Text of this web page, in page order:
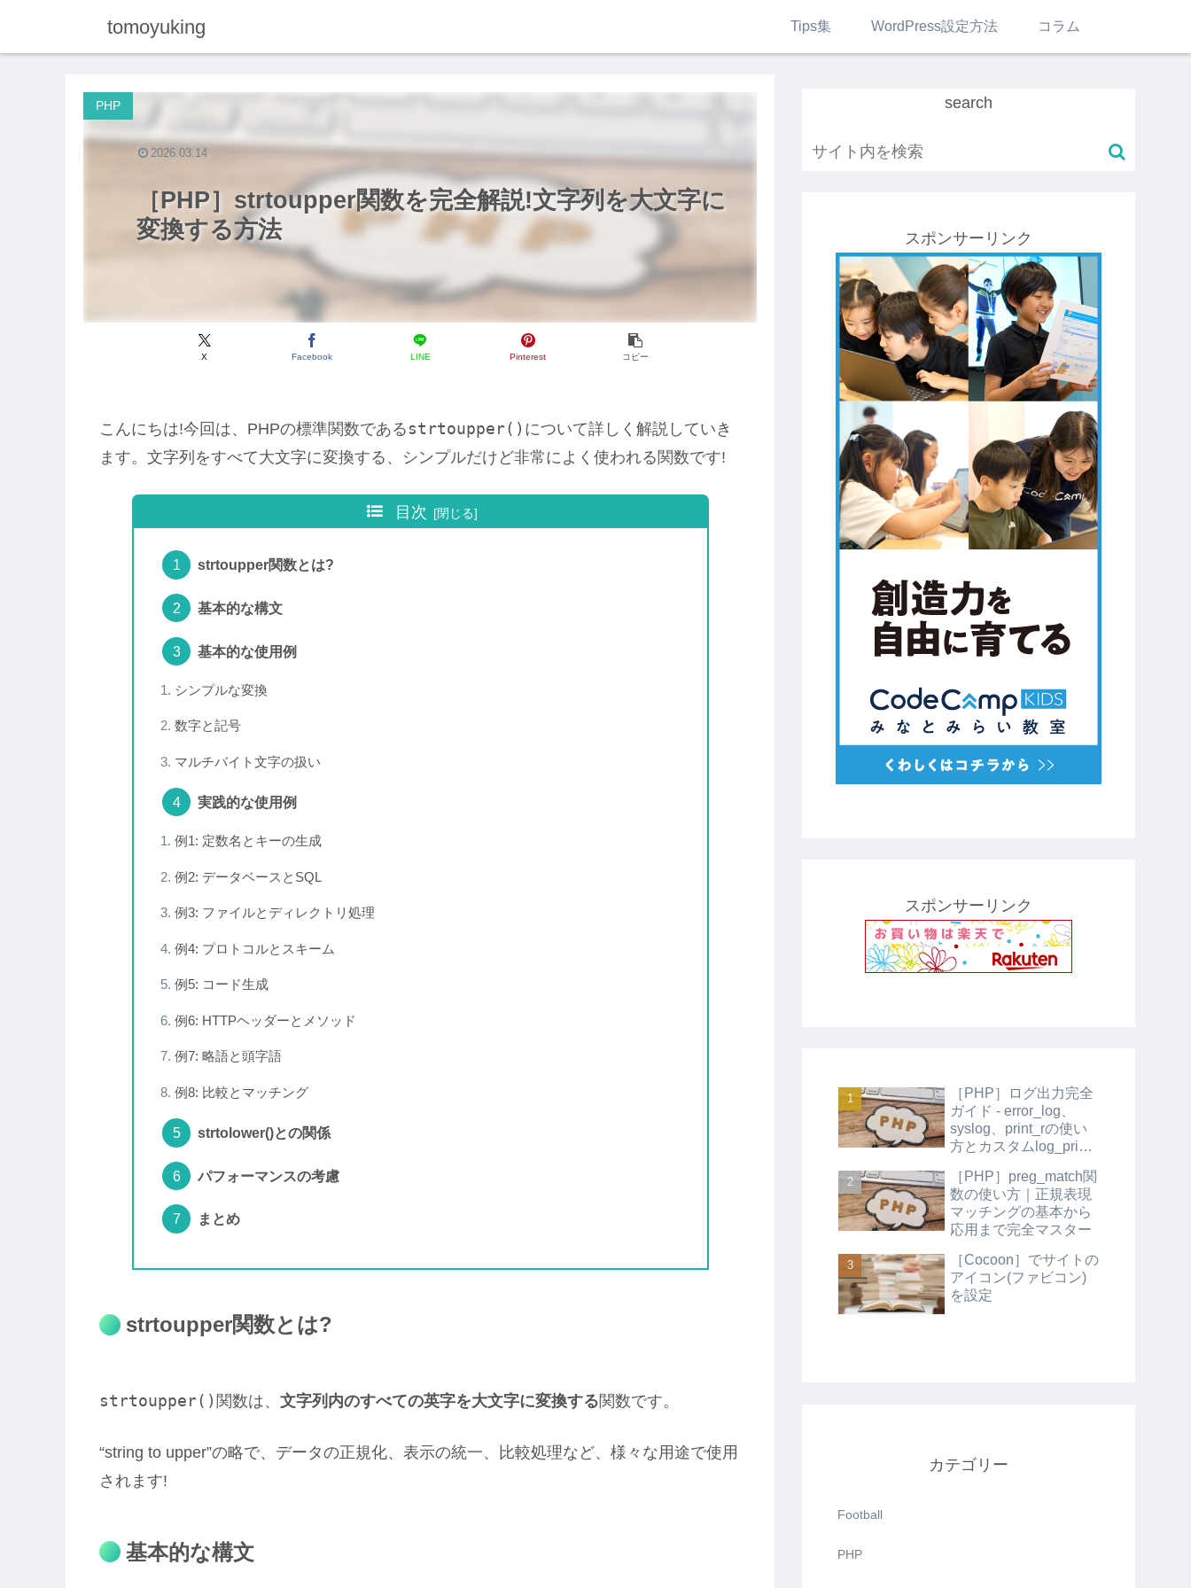
tomoyuking Tips集 WordPress設定方法 コラム
［PHP］strtoupper関数を完全解説!文字列を大文字に
変換する方法
PHP
X Facebook LINE Pinterest コピー
2026.03.14
こんにちは!今回は、PHPの標準関数である strtoupper() について詳しく解説していき
ます。文字列をすべて大文字に変換する、シンプルだけど非常によく使われる関数です!
目次
strtoupper関数とは?
基本的な構文
基本的な使用例
シンプルな変換
数字と記号
マルチバイト文字の扱い
実践的な使用例
例1: 定数名とキーの生成
例2: データベースとSQL
例3: ファイルとディレクトリ処理
例4: プロトコルとスキーム
例5: コード生成
例6: HTTPヘッダーとメソッド
例7: 略語と頭字語
例8: 比較とマッチング
strtolower()との関係
パフォーマンスの考慮
まとめ
strtoupper関数とは?
strtoupper() 関数は、 文字列内のすべての英字を大文字に変換する関数です。
“string to upper”の略で、データの正規化、表示の統一、比較処理など、様々な用途で使用
されます!
基本的な構文
search
スポンサーリンク
スポンサーリンク
［PHP］ログ出力完全
ガイド - error_log、
syslog、print_rの使い
方とカスタムlog_print
［PHP］preg_match関
数の使い方｜正規表現
マッチングの基本から
応用まで完全マスター
［Cocoon］でサイトの
アイコン(ファビコン)
を設定
カテゴリー
Football
PHP